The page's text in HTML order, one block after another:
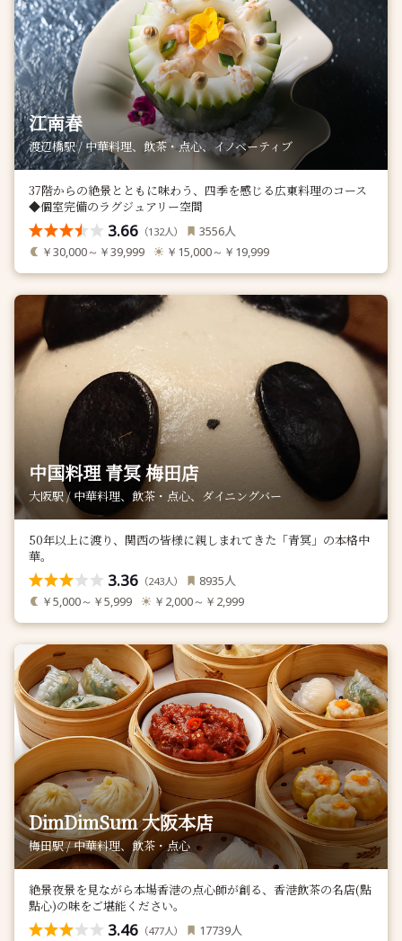
江南春
渡辺橋駅 / 中華料理、飲茶・点心、イノベーティブ
37階からの絶景とともに味わう、四季を感じる広東料理のコース
◆個室完備のラグジュアリー空間
3.66 （132人） 3556人
￥30,000～￥39,999 ￥15,000～￥19,999
中国料理 青冥 梅田店
大阪駅 / 中華料理、飲茶・点心、ダイニングバー
50年以上に渡り、関西の皆様に親しまれてきた「青冥」の本格中
華。
3.36 （243人） 8935人
￥5,000～￥5,999 ￥2,000～￥2,999
DimDimSum 大阪本店
梅田駅 / 中華料理、飲茶・点心
絶景夜景を見ながら本場香港の点心師が創る、香港飲茶の名店(點
點心)の味をご堪能ください。
3.46 （477人） 17739人